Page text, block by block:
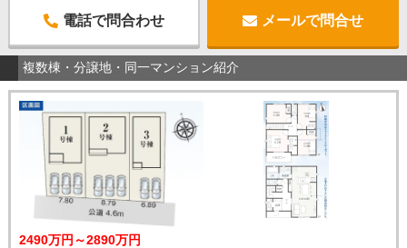
電話で問合わせ メールで問合せ
複数棟・分譲地・同一マンション紹介
2490万円～2890万円